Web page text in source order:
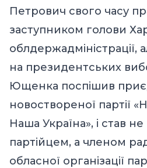
Петрович свого часу
заступником голови
облдержадміністрації,
на президентських
Ющенка поспішив
новоствореної партії
Наша Україна», і став
партійцем, а членом
обласної організації